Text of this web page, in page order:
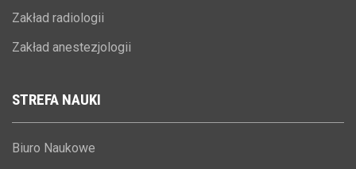
Zakład radiologii
Zakład anestezjologii
STREFA NAUKI
Biuro Naukowe